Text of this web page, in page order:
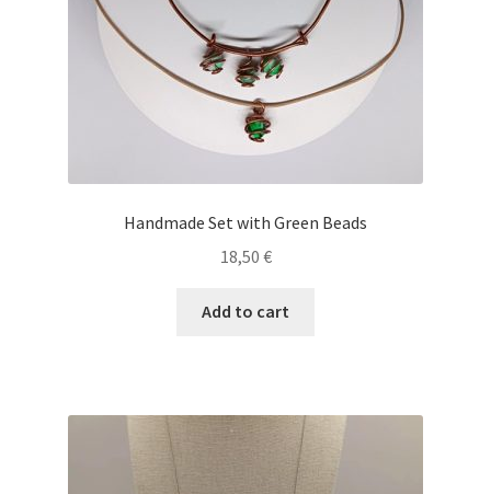
Handmade Set with Green Beads
18,50 €
Add to cart